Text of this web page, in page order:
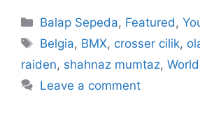
Balap Sepeda, Featured ,
Belgia, BMX, crosser cilik,
raiden, shahnaz mumtaz,
Leave a comment